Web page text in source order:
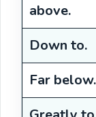
above.
Down to.
Far below.